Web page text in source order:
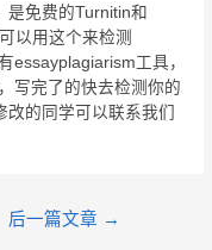
是免费的Turnitin和
以用这个来检测
essayplagiarism工具，
写完了的快去检测你的
的同学可以联系我们
后一篇文章 →